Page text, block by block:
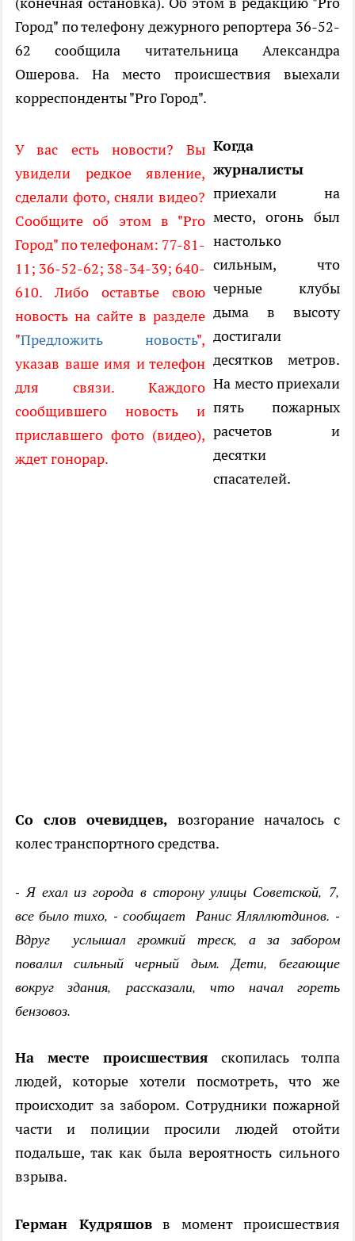
Город" по телефону дежурного репортера 36-52-
62 сообщила читательница Александра
Ошерова. На место происшествия выехали
корреспонденты "Pro Город".
У вас есть новости? Вы
увидели редкое явление,
сделали фото, сняли видео?
Сообщите об этом в "Pro
Город" по телефонам: 77-81-
11; 36-52-62; 38-34-39; 640-
610. Либо оставтье свою
новость на сайте в разделе
"Предложить новость",
указав ваше имя и телефон
для связи. Каждого
сообщившего новость и
приславшего фото (видео),
ждет гонорар.
Когда
журналисты
приехали на
место, огонь был
настолько
сильным, что
черные клубы
дыма в высоту
достигали
десятков метров.
На место приехали
пять пожарных
расчетов и
десятки
спасателей.
Со слов очевидцев, возгорание началось с
колес транспортного средства.
- Я ехал из города в сторону улицы Советской, 7,
все было тихо, - сообщает Ранис Яляллютдинов. -
Вдруг услышал громкий треск, а за забором
повалил сильный черный дым. Дети, бегающие
вокруг здания, рассказали, что начал гореть
бензовоз.
На месте происшествия скопилась толпа
людей, которые хотели посмотреть, что же
происходит за забором. Сотрудники пожарной
части и полиции просили людей отойти
подальше, так как была вероятность сильного
взрыва.
Герман Кудряшовв момент происшествия